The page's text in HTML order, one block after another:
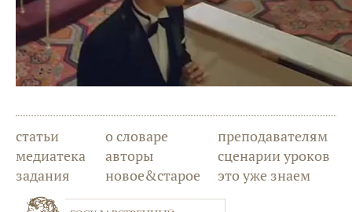
статьи
медиатека
задания
о словаре
авторы
новое&старое
преподавателям
сценарии уроков
это уже знаем